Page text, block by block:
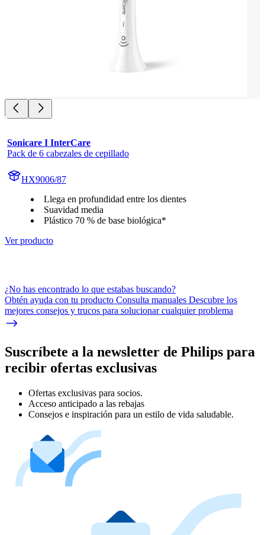
Sonicare I InterCare
Pack de 6 cabezales de cepillado
HX9006/87
Llega en profundidad entre los dientes
Suavidad media
Plástico 70 % de base biológica*
Ver producto
¿No has encontrado lo que estabas buscando?
Obtén ayuda con tu producto Consulta manuales Descubre los
mejores consejos y trucos para solucionar cualquier problema
Suscríbete a la newsletter de Philips para
recibir ofertas exclusivas
Ofertas exclusivas para socios.
Acceso anticipado a las rebajas
Consejos e inspiración para un estilo de vida saludable.